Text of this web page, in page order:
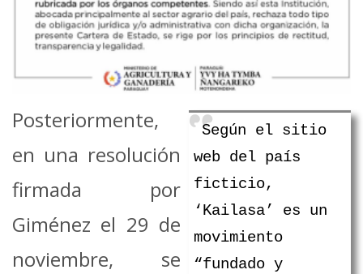
Según el sitio
web del país
ficticio,
‘Kailasa’ es un
movimiento
“fundado y
Posteriormente,
en una resolución
firmada por
Giménez el 29 de
noviembre, se